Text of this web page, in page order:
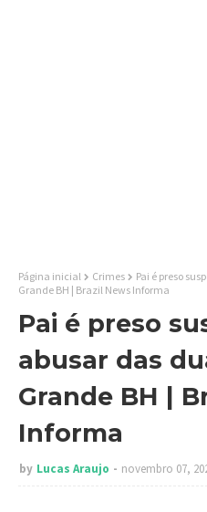
Página inicial Crimes
Pai é preso
Grande BH | Brazil News Informa
Pai é preso
abusar das
Grande BH |
Informa
by Lucas Araujo novembro 07,